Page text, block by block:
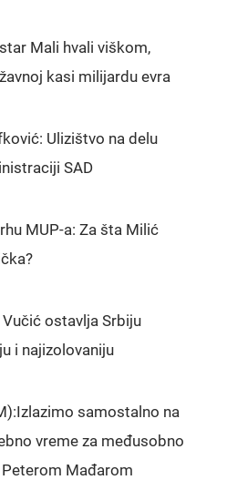
Mali hvali viškom,
kasi milijardu evra
Ulizištvo na delu
SAD
MUP-a: Za šta Milić
ostavlja Srbiju
i najizolovaniju
samostalno na
vreme za međusobno
Mađarom